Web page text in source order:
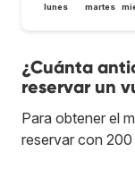
lunes martes
¿Cuánta
reservar un
Para obtener el
reservar con